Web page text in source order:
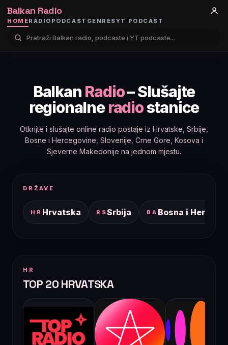
Balkan Radio
HOMERADIO PODCAST GENRESYT PODCAST
Balkan Radio– Slušajte
regionalneradiostanice
Otkrijte i slušajte online radio postaje iz Hrvatske, Srbije,
Bosne i Hercegovine, Slovenije, Crne Gore, Kosova i
Sjeverne Makedonije na jednom mjestu.
DRŽAVE
HR Hrvatska RSSrbija BA Bosna i
HR
TOP 20 HRVATSKA